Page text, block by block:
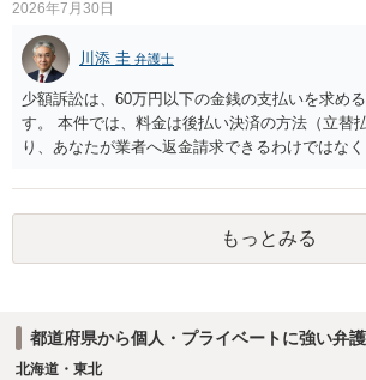
合致するのではないか、という判断に傾くこと
えば、当該チケットが座席指定である場合、交際
隣り合わせになることは避けたいという心理が働
ところです。一方、チケットがエリア指定のア
合わせにならずに済むかもしれませんし、そのチ
あったり特別席であったりすれば、判断は変わっ
ん。当該チケットがチケット転売防止法に規定
該当し、券面上使用者が指定されている場合に
外に選択肢がない場合もあるでしょう。 このよ
法的には「当事者の合理的意思」がどこにある
必要になると思われます。なかなか難しい問題
2026年7月30日
川添 圭 弁護士
少額訴訟は、60万円以下の金銭の支払いを求め
す。 本件では、料金は後払い決済の方法（立替
り、あなたが業者へ返金請求できるわけではな
在確認請求訴訟を提起することも考えられます
業者へ（原契約のクーリング・オフの証拠の写
の通知書を送り、もし訴訟や支払督促を行って
争う、というやり方がベターではないかと思い
もっとみる
都道府県から個人・プライベートに強い弁
北海道・東北